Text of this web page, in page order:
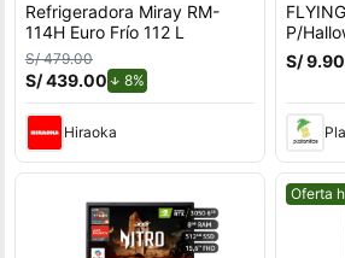
Refrigeradora Miray RM-
114H Euro Frío 112 L
S/ 479.00
S/ 439.00 8%
Hiraoka
P/
A
S/ 9.90
Mejor
Oferta